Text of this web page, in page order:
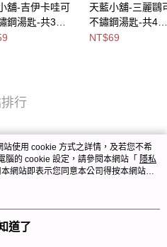
舖-吉伊卡哇可
鋼湯匙-共3
【A11115101】
天藍小舖-三麗鷗
不鏽鋼湯匙-共4
色-$69【
NT$69
行
使用 cookie 方式之詳情，及若您不希
腦的 cookie 設定，請參閱本網站「 隱私
網站即表示您同意本公司得按本網站使
道了